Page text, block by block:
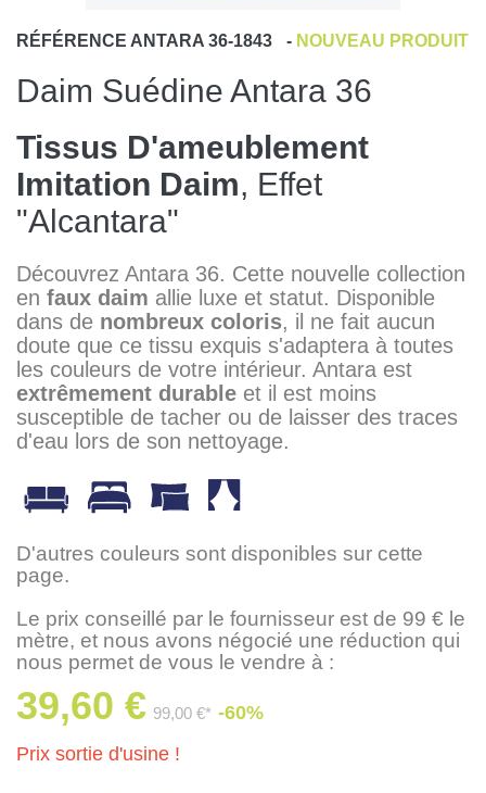
RÉFÉRENCE ANTARA 36-1843 - NOUVEAU PRODUIT
Daim Suédine Antara 36
Tissus D'ameublement
Imitation Daim, Effet
"Alcantara"
Découvrez Antara 36. Cette nouvelle collection
en faux daim allie luxe et statut. Disponible
dans de nombreux coloris, il ne fait aucun
doute que ce tissu exquis s'adaptera à toutes
les couleurs de votre intérieur. Antara est
extrêmement durable et il est moins
susceptible de tacher ou de laisser des traces
d'eau lors de son nettoyage.
D'autres couleurs sont disponibles sur cette
page.
Le prix conseillé par le fournisseur est de 99 € le
mètre, et nous avons négocié une réduction qui
nous permet de vous le vendre à :
39,60 € 99,00 €* -60%
Prix sortie d'usine !